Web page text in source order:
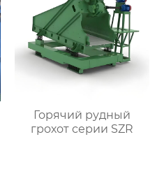
Горячий рудный
грохот серии SZR